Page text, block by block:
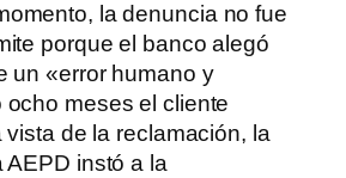
la denuncia no fue
porque el banco alegó
un «error humano y
ocho meses el cliente
vista de la reclamación, la
AEPD instó a la